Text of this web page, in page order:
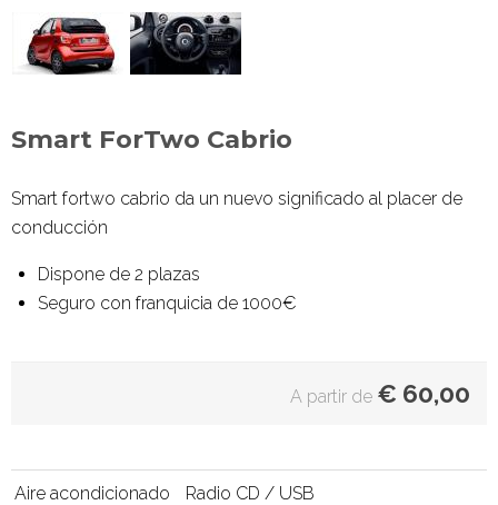
Smart ForTwo Cabrio
Smart fortwo cabrio da un nuevo significado al placer de
conducción
Dispone de 2 plazas
Seguro con franquicia de 1000€
A partir de € 60,00
Aire acondicionado Radio CD / USB